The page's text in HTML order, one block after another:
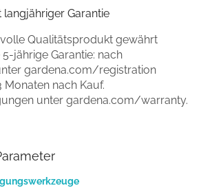
langjähriger Garantie
Qualitätsprodukt gewährt
5-jährige Garantie: nach
gardena.com/registration
Monaten nach Kauf.
unter gardena.com/warranty.